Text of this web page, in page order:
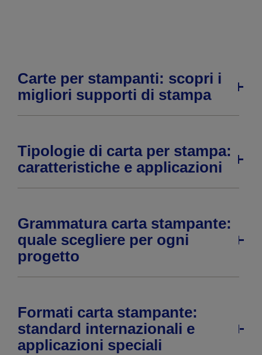
Carte per stampanti: scopri i
migliori supporti di stampa
Tipologie di carta per stampa:
caratteristiche e applicazioni
Grammatura carta stampante:
quale scegliere per ogni
progetto
Formati carta stampante:
standard internazionali e
applicazioni speciali